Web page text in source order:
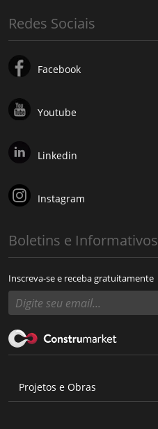
Redes Sociais
Facebook
Youtube
Linkedin
Instagram
Boletins e Informativos
Inscreva-se e receba gratuitamente
Projetos e Obras